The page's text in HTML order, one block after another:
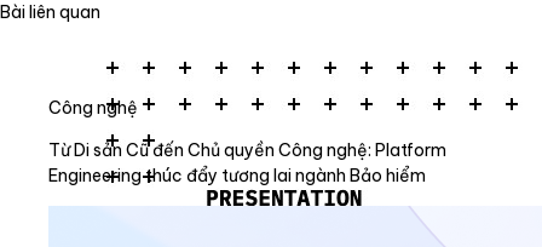
Bài liên quan
Công nghệ
Từ Di sản Cũ đến Chủ quyền Công nghệ: Platform
Engineering thúc đẩy tương lai ngành Bảo hiểm